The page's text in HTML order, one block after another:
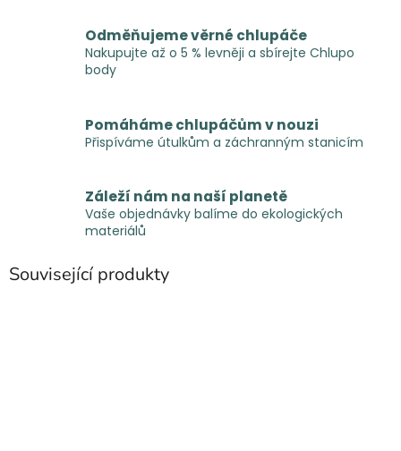
Odměňujeme věrné chlupáče
Nakupujte až o 5 % levněji a sbírejte Chlupo
body
Pomáháme chlupáčům v nouzi
Přispíváme útulkům a záchranným stanicím
Záleží nám na naší planetě
Vaše objednávky balíme do ekologických
materiálů
Související produkty